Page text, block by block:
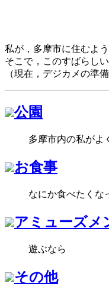
私が，多摩市に住むよ
そこで，このすばらし
（現在，デジカメの準
公園
多摩市内の私がよ
お食事
なにか食べたくな
アミューズメ
遊ぶなら
その他